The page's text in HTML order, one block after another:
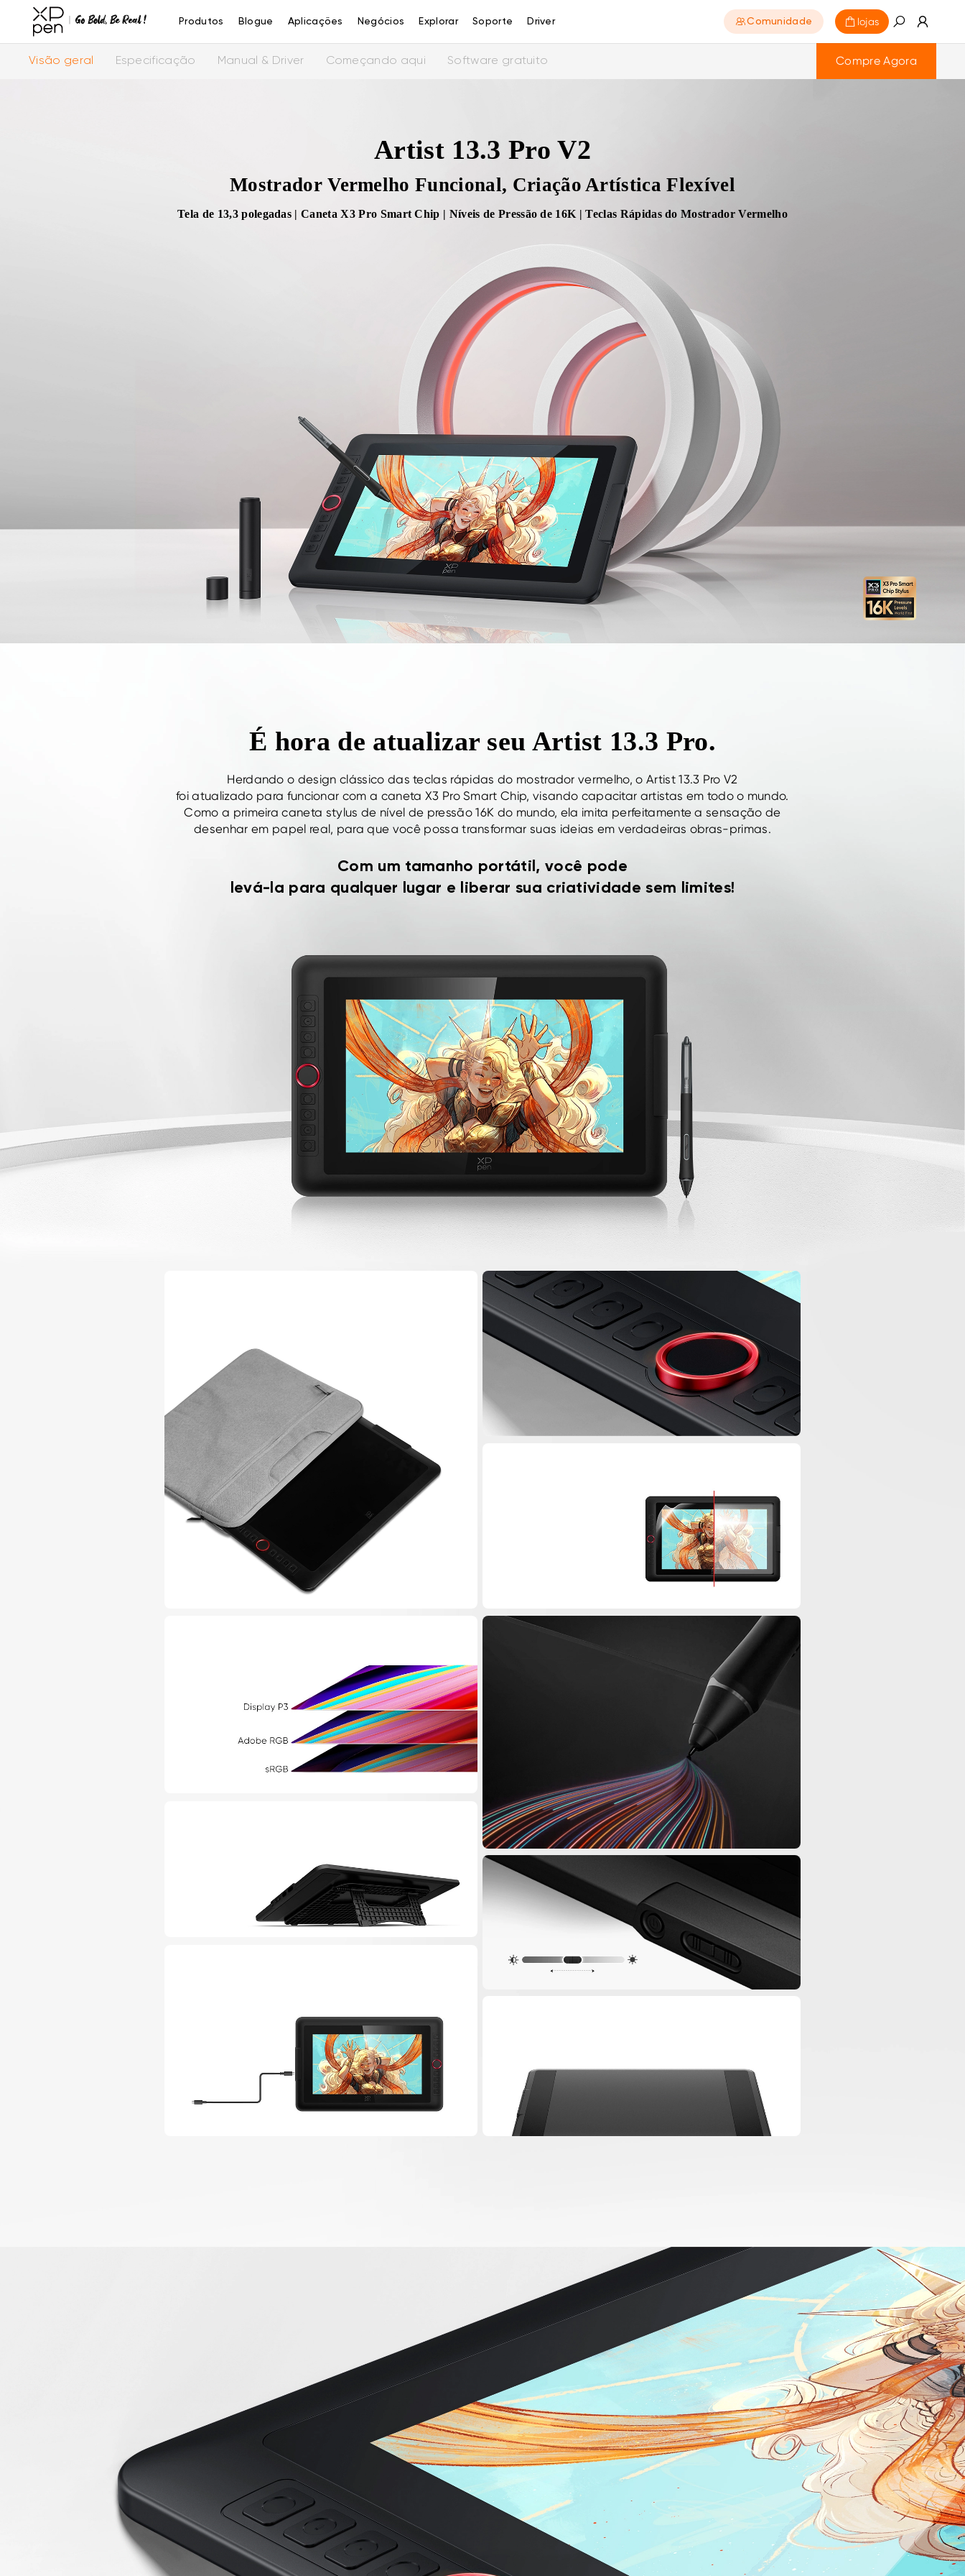
Produtos Blogue Aplicações Negócios Explorar Soporte Driver Comunidade lojas
Visão geral Especificação Manual & Driver Começando aqui Software gratuito Compre Agora
Artist 13.3 Pro V2
Mostrador Vermelho Funcional, Criação Artística Flexível
Tela de 13,3 polegadas | Caneta X3 Pro Smart Chip | Níveis de Pressão de 16K | Teclas Rápidas do Mostrador Vermelho
É hora de atualizar seu Artist 13.3 Pro.
Herdando o design clássico das teclas rápidas do mostrador vermelho, o Artist 13.3 Pro V2
foi atualizado para funcionar com a caneta X3 Pro Smart Chip, visando capacitar artistas em todo o mundo.
Como a primeira caneta stylus de nível de pressão 16K do mundo, ela imita perfeitamente a sensação de
desenhar em papel real, para que você possa transformar suas ideias em verdadeiras obras-primas.
Com um tamanho portátil, você pode
levá-la para qualquer lugar e liberar sua criatividade sem limites!